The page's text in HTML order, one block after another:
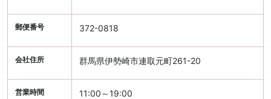
郵便番号 372-0818
会社住所 群馬県伊勢崎市連取元町261-20
営業時間 11:00～19:00